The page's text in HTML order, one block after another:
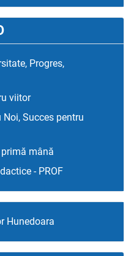
Progres,
viitor
Succes pentru
mână
- PROF
Hunedoara